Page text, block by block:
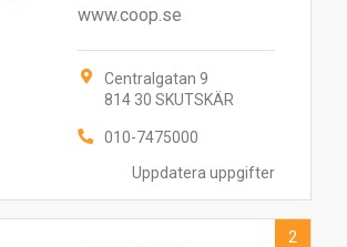
Uppdatera uppgifter
www.coop.se
Centralgatan 9
814 30 SKUTSKÄR
010-7475000
2